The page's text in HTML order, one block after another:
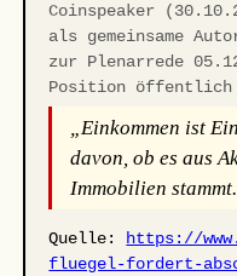
Coinspeaker
als gemeinsame
zur Plenarrede
Position öffentlich
„Einkommen ist
davon, ob es aus
Immobilien
Quelle: https://
fluegel-fordert-